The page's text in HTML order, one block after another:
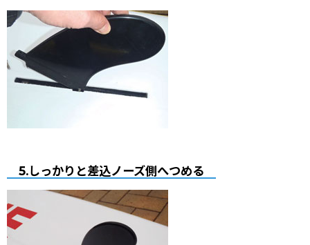
5.しっかりと差込ノーズ側へつめる